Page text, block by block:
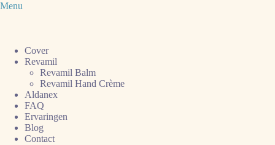
Menu
Cover
Revamil
Revamil Balm
Revamil Hand Crème
Aldanex
FAQ
Ervaringen
Blog
Contact